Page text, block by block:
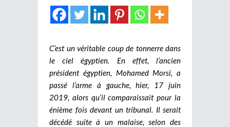
C’est un véritable coup de tonnerre dans
le ciel égyptien. En effet, l’ancien
président égyptien, Mohamed Morsi, a
passé l’arme à gauche, hier, 17 juin
2019, alors qu’il comparaissait pour la
énième fois devant un tribunal. Il serait
décédé suite à un malaise, selon des